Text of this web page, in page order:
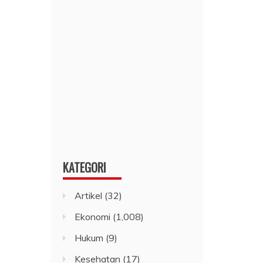
KATEGORI
Artikel (32)
Ekonomi (1,008)
Hukum (9)
Kesehatan (17)